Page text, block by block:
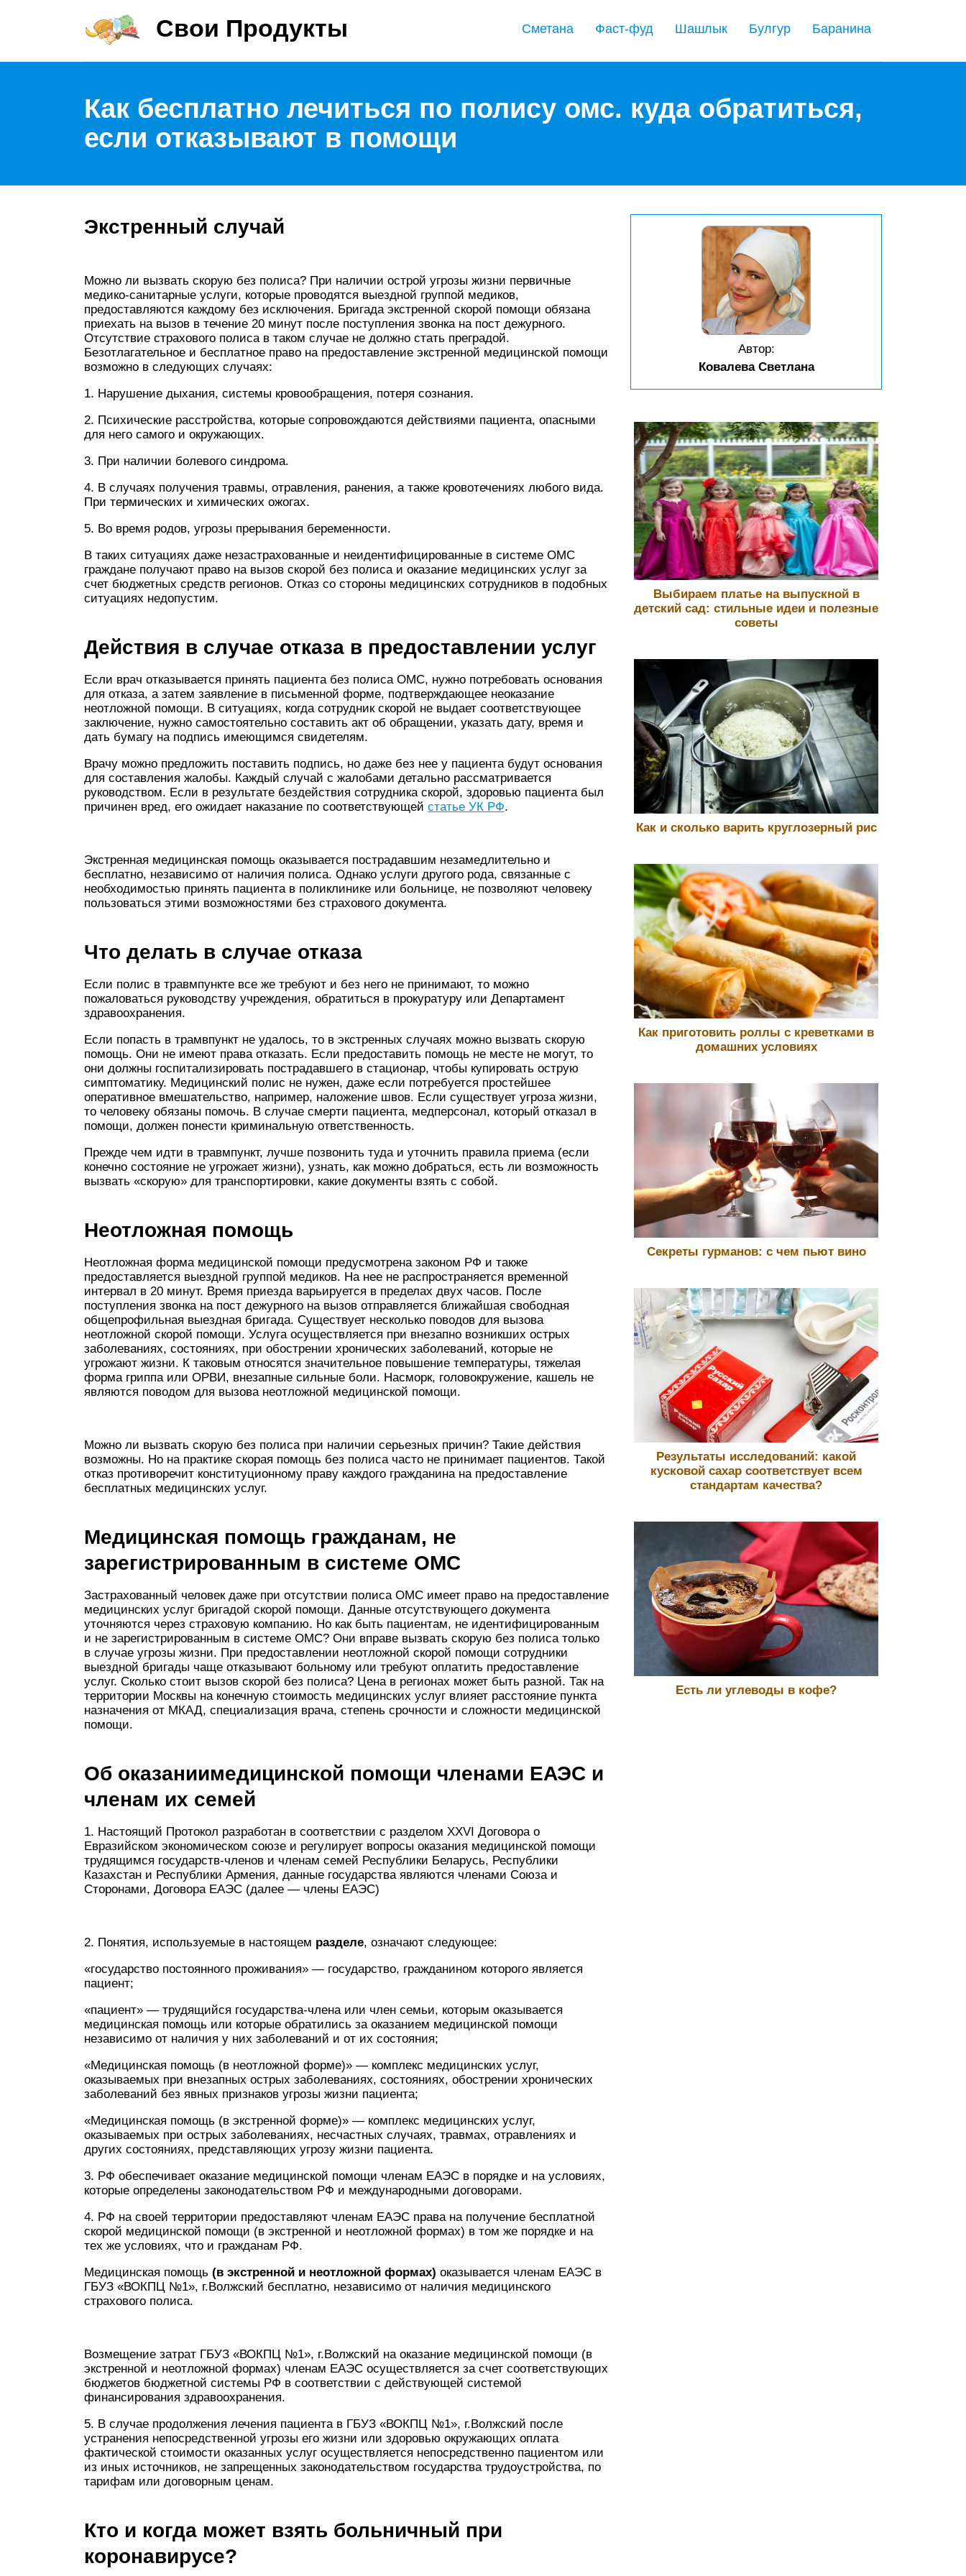
Свои Продукты Баранина
Булгур
Шашлык
Фаст-фуд
Сметана
Как бесплатно лечиться по полису омс. куда обратиться,
если отказывают в помощи
Экстренный случай
Можно ли вызвать скорую без полиса? При наличии острой угрозы жизни первичные
медико-санитарные услуги, которые проводятся выездной группой медиков,
предоставляются каждому без исключения. Бригада экстренной скорой помощи обязана
приехать на вызов в течение 20 минут после поступления звонка на пост дежурного.
Отсутствие страхового полиса в таком случае не должно стать преградой.
Безотлагательное и бесплатное право на предоставление экстренной медицинской помощи
возможно в следующих случаях:
1. Нарушение дыхания, системы кровообращения, потеря сознания.
2. Психические расстройства, которые сопровождаются действиями пациента, опасными
для него самого и окружающих.
3. При наличии болевого синдрома.
4. В случаях получения травмы, отравления, ранения, а также кровотечениях любого вида.
При термических и химических ожогах.
5. Во время родов, угрозы прерывания беременности.
В таких ситуациях даже незастрахованные и неидентифицированные в системе ОМС
граждане получают право на вызов скорой без полиса и оказание медицинских услуг за
счет бюджетных средств регионов. Отказ со стороны медицинских сотрудников в подобных
ситуациях недопустим.
Действия в случае отказа в предоставлении услуг
Если врач отказывается принять пациента без полиса ОМС, нужно потребовать основания
для отказа, а затем заявление в письменной форме, подтверждающее неоказание
неотложной помощи. В ситуациях, когда сотрудник скорой не выдает соответствующее
заключение, нужно самостоятельно составить акт об обращении, указать дату, время и
дать бумагу на подпись имеющимся свидетелям.
Врачу можно предложить поставить подпись, но даже без нее у пациента будут основания
для составления жалобы. Каждый случай с жалобами детально рассматривается
руководством. Если в результате бездействия сотрудника скорой, здоровью пациента был
причинен вред, его ожидает наказание по соответствующей статье УК РФ.
Экстренная медицинская помощь оказывается пострадавшим незамедлительно и
бесплатно, независимо от наличия полиса. Однако услуги другого рода, связанные с
необходимостью принять пациента в поликлинике или больнице, не позволяют человеку
пользоваться этими возможностями без страхового документа.
Что делать в случае отказа
Если полис в травмпункте все же требуют и без него не принимают, то можно
пожаловаться руководству учреждения, обратиться в прокуратуру или Департамент
здравоохранения.
Если попасть в трамвпункт не удалось, то в экстренных случаях можно вызвать скорую
помощь. Они не имеют права отказать. Если предоставить помощь не месте не могут, то
они должны госпитализировать пострадавшего в стационар, чтобы купировать острую
симптоматику. Медицинский полис не нужен, даже если потребуется простейшее
оперативное вмешательство, например, наложение швов. Если существует угроза жизни,
то человеку обязаны помочь. В случае смерти пациента, медперсонал, который отказал в
помощи, должен понести криминальную ответственность.
Прежде чем идти в травмпункт, лучше позвонить туда и уточнить правила приема (если
конечно состояние не угрожает жизни), узнать, как можно добраться, есть ли возможность
вызвать «скорую» для транспортировки, какие документы взять с собой.
Неотложная помощь
Неотложная форма медицинской помощи предусмотрена законом РФ и также
предоставляется выездной группой медиков. На нее не распространяется временной
интервал в 20 минут. Время приезда варьируется в пределах двух часов. После
поступления звонка на пост дежурного на вызов отправляется ближайшая свободная
общепрофильная выездная бригада. Существует несколько поводов для вызова
неотложной скорой помощи. Услуга осуществляется при внезапно возникших острых
заболеваниях, состояниях, при обострении хронических заболеваний, которые не
угрожают жизни. К таковым относятся значительное повышение температуры, тяжелая
форма гриппа или ОРВИ, внезапные сильные боли. Насморк, головокружение, кашель не
являются поводом для вызова неотложной медицинской помощи.
Можно ли вызвать скорую без полиса при наличии серьезных причин? Такие действия
возможны. Но на практике скорая помощь без полиса часто не принимает пациентов. Такой
отказ противоречит конституционному праву каждого гражданина на предоставление
бесплатных медицинских услуг.
Медицинская помощь гражданам, не
зарегистрированным в системе ОМС
Застрахованный человек даже при отсутствии полиса ОМС имеет право на предоставление
медицинских услуг бригадой скорой помощи. Данные отсутствующего документа
уточняются через страховую компанию. Но как быть пациентам, не идентифицированным
и не зарегистрированным в системе ОМС? Они вправе вызвать скорую без полиса только
в случае угрозы жизни. При предоставлении неотложной скорой помощи сотрудники
выездной бригады чаще отказывают больному или требуют оплатить предоставление
услуг. Сколько стоит вызов скорой без полиса? Цена в регионах может быть разной. Так на
территории Москвы на конечную стоимость медицинских услуг влияет расстояние пункта
назначения от МКАД, специализация врача, степень срочности и сложности медицинской
помощи.
Об оказаниимедицинской помощи членами ЕАЭС и
членам их семей
1. Настоящий Протокол разработан в соответствии с разделом XXVI Договора о
Евразийском экономическом союзе и регулирует вопросы оказания медицинской помощи
трудящимся государств-членов и членам семей Республики Беларусь, Республики
Казахстан и Республики Армения, данные государства являются членами Союза и
Сторонами, Договора ЕАЭС (далее — члены ЕАЭС)
2. Понятия, используемые в настоящем разделе, означают следующее:
«государство постоянного проживания» — государство, гражданином которого является
пациент;
«пациент» — трудящийся государства-члена или член семьи, которым оказывается
медицинская помощь или которые обратились за оказанием медицинской помощи
независимо от наличия у них заболеваний и от их состояния;
«Медицинская помощь (в неотложной форме)» — комплекс медицинских услуг,
оказываемых при внезапных острых заболеваниях, состояниях, обострении хронических
заболеваний без явных признаков угрозы жизни пациента;
«Медицинская помощь (в экстренной форме)» — комплекс медицинских услуг,
оказываемых при острых заболеваниях, несчастных случаях, травмах, отравлениях и
других состояниях, представляющих угрозу жизни пациента.
3. РФ обеспечивает оказание медицинской помощи членам ЕАЭС в порядке и на условиях,
которые определены законодательством РФ и международными договорами.
4. РФ на своей территории предоставляют членам ЕАЭС права на получение бесплатной
скорой медицинской помощи (в экстренной и неотложной формах) в том же порядке и на
тех же условиях, что и гражданам РФ.
Медицинская помощь (в экстренной и неотложной формах) оказывается членам ЕАЭС в
ГБУЗ «ВОКПЦ №1», г.Волжский бесплатно, независимо от наличия медицинского
страхового полиса.
Возмещение затрат ГБУЗ «ВОКПЦ №1», г.Волжский на оказание медицинской помощи (в
экстренной и неотложной формах) членам ЕАЭС осуществляется за счет соответствующих
бюджетов бюджетной системы РФ в соответствии с действующей системой
финансирования здравоохранения.
5. В случае продолжения лечения пациента в ГБУЗ «ВОКПЦ №1», г.Волжский после
устранения непосредственной угрозы его жизни или здоровью окружающих оплата
фактической стоимости оказанных услуг осуществляется непосредственно пациентом или
из иных источников, не запрещенных законодательством государства трудоустройства, по
тарифам или договорным ценам.
Кто и когда может взять больничный при
коронавирусе?
Автор:
Ковалева Светлана
Выбираем платье на выпускной в
детский сад: стильные идеи и полезные
советы
Как и сколько варить круглозерный рис
Как приготовить роллы с креветками в
домашних условиях
Секреты гурманов: с чем пьют вино
Результаты исследований: какой
кусковой сахар соответствует всем
стандартам качества?
Есть ли углеводы в кофе?